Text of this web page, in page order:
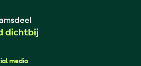
dichtbij
media